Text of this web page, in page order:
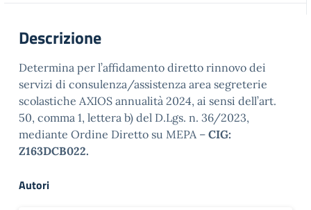
Descrizione
Determina per l’affidamento diretto rinnovo dei
servizi di consulenza/assistenza area segreterie
scolastiche AXIOS annualità 2024, ai sensi dell’art.
50, comma 1, lettera b) del D.Lgs. n. 36/2023,
mediante Ordine Diretto su MEPA – CIG:
Z163DCB022.
Autori